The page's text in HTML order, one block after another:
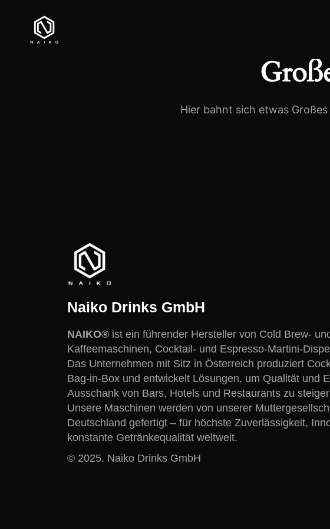
Hier bahnt sich etwas
Naiko Drinks GmbH
NAIKO® ist ein führender Hersteller von Cold Brew-
Kaffeemaschinen, Cocktail- und Espresso-Martini-
Das Unternehmen mit Sitz in Österreich produziert
Bag-in-Box und entwickelt Lösungen, um Qualität und
Ausschank von Bars, Hotels und Restaurants zu
Unsere Maschinen werden von unserer
Deutschland gefertigt – für höchste Zuverlässigkeit,
konstante Getränkequalität weltweit.
© 2025. Naiko Drinks GmbH